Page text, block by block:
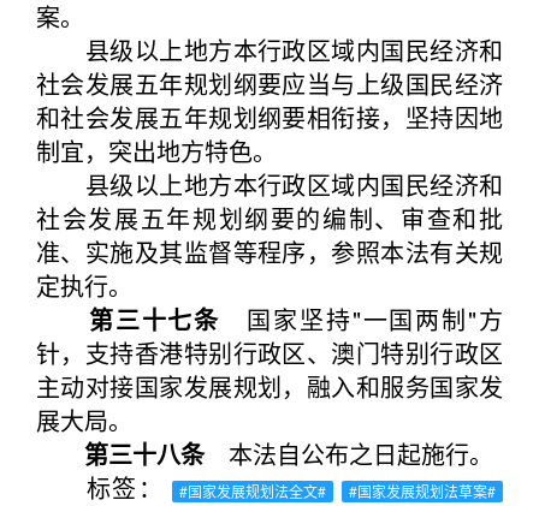
案。
县级以上地方本行政区域内国民经济和
社会发展五年规划纲要应当与上级国民经济
和社会发展五年规划纲要相衔接，坚持因地
制宜，突出地方特色。
县级以上地方本行政区域内国民经济和
社会发展五年规划纲要的编制、审查和批
准、实施及其监督等程序，参照本法有关规
定执行。
第三十七条 国家坚持"一国两制"方
针，支持香港特别行政区、澳门特别行政区
主动对接国家发展规划，融入和服务国家发
展大局。
第三十八条本法自公布之日起施行。
标签：
#国家发展规划法全文#
#国家发展规划法草案#